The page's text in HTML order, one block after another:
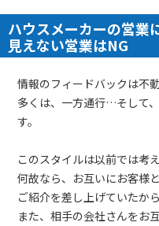
ハウスメーカーの営
見えない営業はNG
情報のフィードバックは不
多くは、一方通行…そして
す。
このスタイルは以前では考
何故なら、お互いにお客様
ご紹介を差し上げていたから
また、相手の会社さんをお